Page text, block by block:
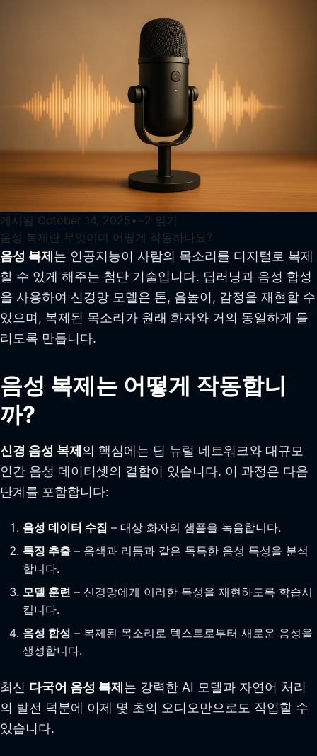
게시됨 October 14, 2025 • ~2 읽기
음성 복제란 무엇이며 어떻게 작동하나요?
음성 복제는 인공지능이 사람의 목소리를 디지털로 복제
할 수 있게 해주는 첨단 기술입니다. 딥러닝과 음성 합성
을 사용하여 신경망 모델은 톤, 음높이, 감정을 재현할 수
있으며, 복제된 목소리가 원래 화자와 거의 동일하게 들
리도록 만듭니다.
음성 복제는 어떻게 작동합니
까?
신경 음성 복제의 핵심에는 딥 뉴럴 네트워크와 대규모
인간 음성 데이터셋의 결합이 있습니다. 이 과정은 다음
단계를 포함합니다:
음성 데이터 수집 – 대상 화자의 샘플을 녹음합니다.
특징 추출 – 음색과 리듬과 같은 독특한 음성 특성을 분석
합니다.
모델 훈련 – 신경망에게 이러한 특성을 재현하도록 학습시
킵니다.
음성 합성 – 복제된 목소리로 텍스트로부터 새로운 음성을
생성합니다.
최신 다국어 음성 복제는 강력한 AI 모델과 자연어 처리
의 발전 덕분에 이제 몇 초의 오디오만으로도 작업할 수
있습니다.